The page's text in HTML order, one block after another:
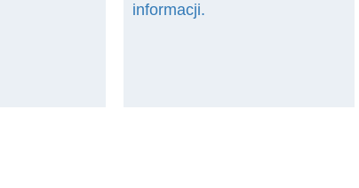
informacji.